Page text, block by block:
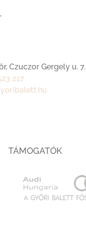
Czuczor Gergely u. 7.
217
TÁMOGATÓK